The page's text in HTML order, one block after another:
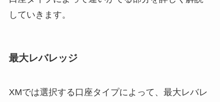
していきます。
最大レバレッジ
XMでは選択する口座タイプによって、最大レバレ